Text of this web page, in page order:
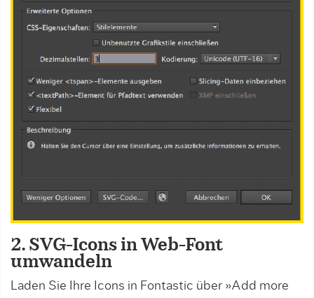
2. SVG-Icons in Web-Font
umwandeln
Laden Sie Ihre Icons in Fontastic über »Add more